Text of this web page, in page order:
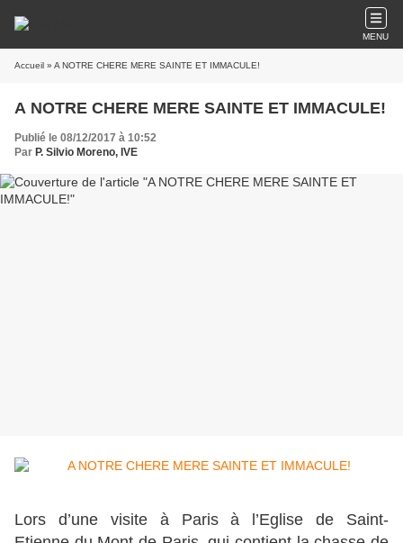
MENU
Accueil » A NOTRE CHERE MERE SAINTE ET IMMACULE!
A NOTRE CHERE MERE SAINTE ET IMMACULE!
Publié le 08/12/2017 à 10:52
Par P. Silvio Moreno, IVE
Lors d’une visite à Paris à l’Eglise de Saint-